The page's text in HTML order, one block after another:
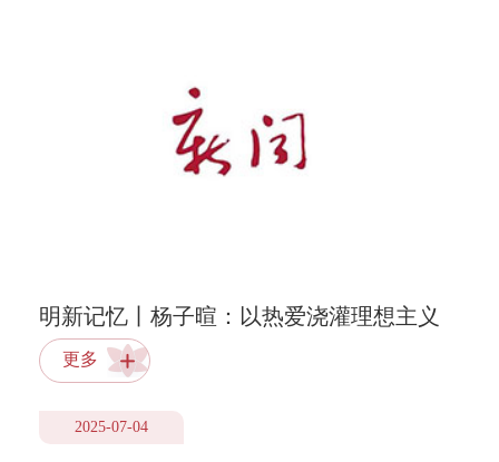
明新记忆丨杨子暄：以热爱浇灌理想主义
的花
更多
2025-07-04